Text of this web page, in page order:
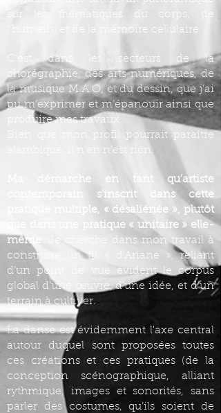
sur les thématiques du corps, de
l’humain, et de la mémoire cellulaire.
C’est dans les secteurs de la
chorégraphie, des arts numériques, de
la musique M.A.O, et du dessin, que j’ai
pu m’exprimer et m’épanouir ainsi que
produire mes travaux.
Bien que mon profil pourrait paraître
alambiqué, il n’en n’est rien.
Ma démarche en tant qu’artiste
contemporain s’inscrit dans cette
pratique multiple, « désaliénée », plutôt
que dans une pratique « unitaire » elle-
même.
Je cherche dans mon travail à
construire un fil « d’Ariane », reliant
d’un point de vue évident le corpus
global d’une œuvre, d’une idée, et d’un
terrain à cultiver.
La danse est évidemment l'axe central
autour duquel sont proposées toutes
ces créations et ces pratiques (de la
conception scénographique, alliant
rythmique, images et sonorités, sans
parler des costumes, qu’ils soient de